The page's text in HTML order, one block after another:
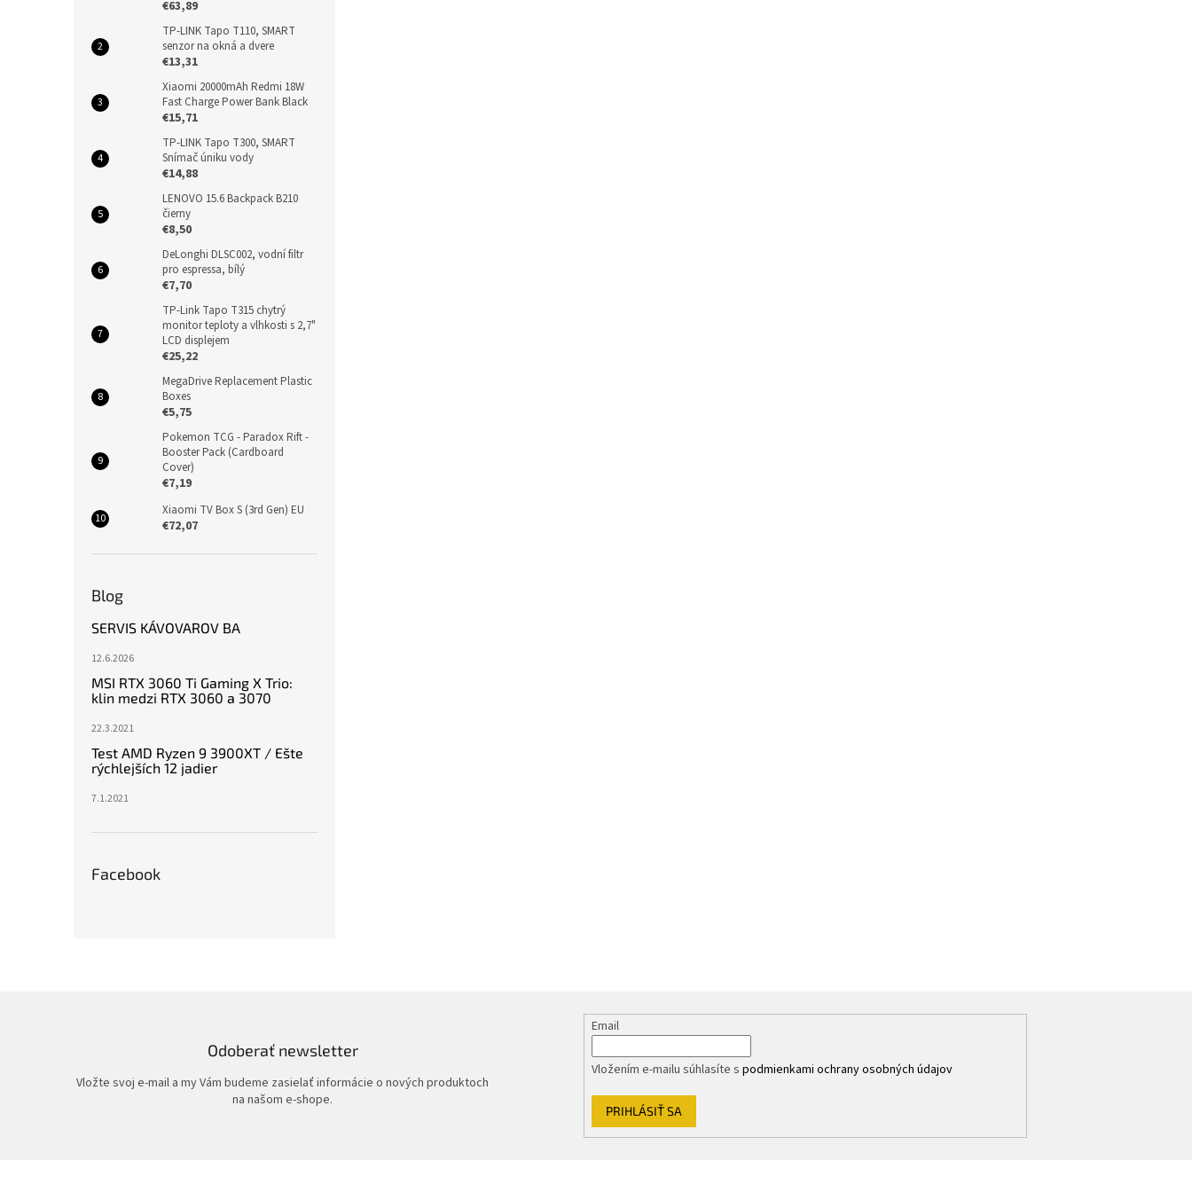
€63,89
TP-LINK Tapo T110, SMART
senzor na okná a dvere
€13,31
Xiaomi 20000mAh Redmi 18W
Fast Charge Power Bank Black
€15,71
TP-LINK Tapo T300, SMART
Snímač úniku vody
€14,88
LENOVO 15.6 Backpack B210
čierny
€8,50
DeLonghi DLSC002, vodní filtr
pro espressa, bílý
€7,70
TP-Link Tapo T315 chytrý
monitor teploty a vlhkosti s 2,7"
LCD displejem
€25,22
MegaDrive Replacement Plastic
Boxes
€5,75
Pokemon TCG - Paradox Rift -
Booster Pack (Cardboard
Cover)
€7,19
Xiaomi TV Box S (3rd Gen) EU
€72,07
Blog
SERVIS KÁVOVAROV BA
12.6.2026
MSI RTX 3060 Ti Gaming X Trio:
klin medzi RTX 3060 a 3070
22.3.2021
Test AMD Ryzen 9 3900XT / Ešte
rýchlejších 12 jadier
7.1.2021
Facebook
Odoberať newsletter
Vložte svoj e-mail a my Vám budeme zasielať informácie o nových produktoch
na našom e-shope.
Email
Vložením e-mailu súhlasíte spodmienkami ochrany osobných údajov
PRIHLÁSIŤ SA